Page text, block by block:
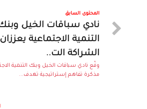
المحتوى السابق
نادي سباقات الخيل
التنمية الاجتماعية يعززان
الشراكة الت..
وقّع نادي سباقات الخيل وبنك التنمية
مذكرة تفاهم إستراتيجية تهدف...